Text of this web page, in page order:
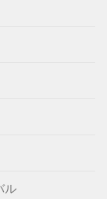
ル